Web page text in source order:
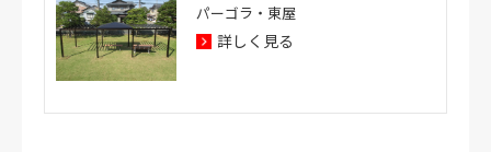
パーゴラ・東屋
詳しく見る